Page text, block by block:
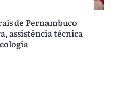
de Pernambuco
assistência técnica